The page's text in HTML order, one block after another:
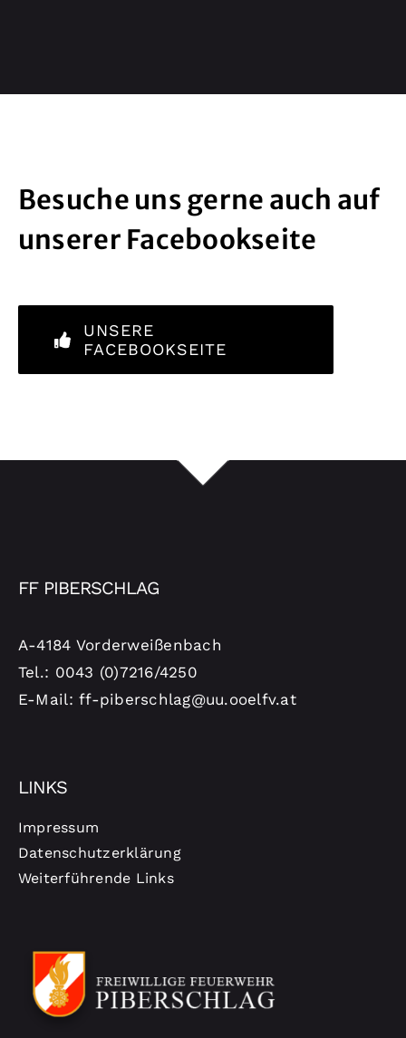
Besuche uns gerne auch auf
unserer Facebookseite
UNSERE
FACEBOOKSEITE
FF PIBERSCHLAG
A-4184 Vorderweißenbach
Tel.: 0043 (0)7216/4250
E-Mail: ff-piberschlag@uu.ooelfv.at
LINKS
Impressum
Datenschutzerklärung
Weiterführende Links